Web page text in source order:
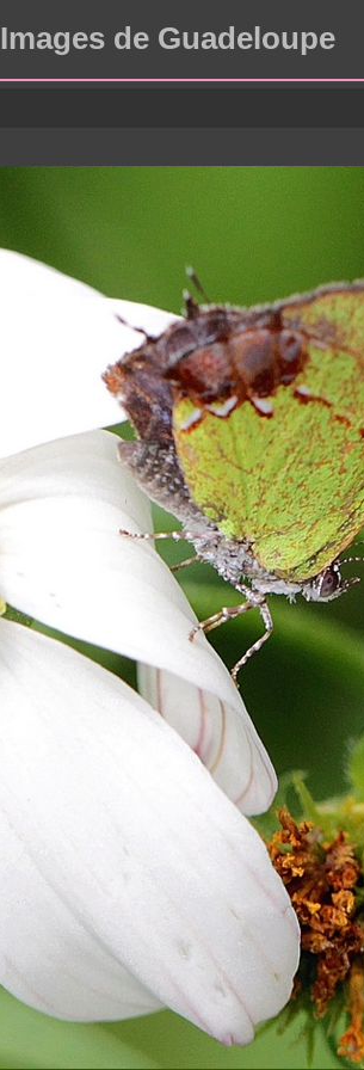
Images de Guadeloupe